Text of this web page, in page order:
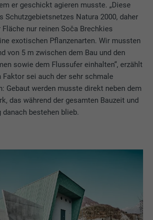
er geschickt agieren musste. „Diese
Schutzgebietsnetzes Natura 2000, daher
nur reinen Soča Brechkies
exotischen Pflanzenarten. Wir mussten
von 5 m zwischen dem Bau und den
sowie dem Flussufer einhalten“, erzählt
Faktor sei auch der sehr schmale
Gebaut werden musste direkt neben dem
das während der gesamten Bauzeit und
bestehen blieb.